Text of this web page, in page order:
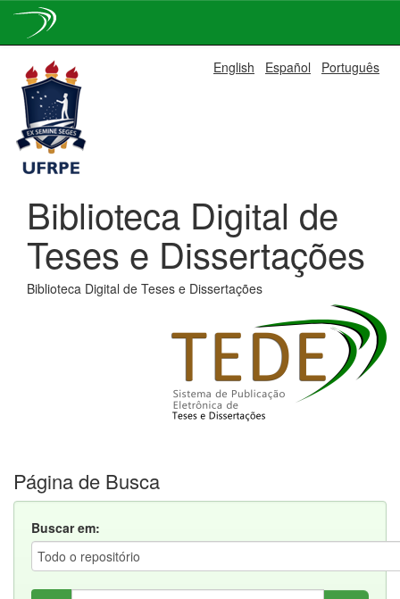
navigation
English Español Português
Biblioteca Digital de
Teses e Dissertações
Biblioteca Digital de Teses e Dissertações
Página de Busca
Buscar em: